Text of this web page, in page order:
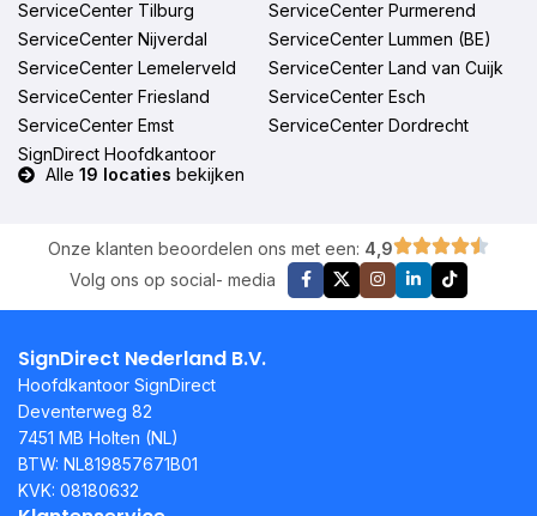
ServiceCenter Tilburg
ServiceCenter Purmerend
ServiceCenter Nijverdal
ServiceCenter Lummen (BE)
ServiceCenter Lemelerveld
ServiceCenter Land van Cuijk
ServiceCenter Friesland
ServiceCenter Esch
ServiceCenter Emst
ServiceCenter Dordrecht
SignDirect Hoofdkantoor
Alle 19 locaties bekijken
Onze klanten beoordelen ons met een: 4,9
Volg ons op social- media
SignDirect Nederland B.V.
Hoofdkantoor SignDirect
Deventerweg 82
7451 MB Holten (NL)
BTW: NL819857671B01
KVK: 08180632